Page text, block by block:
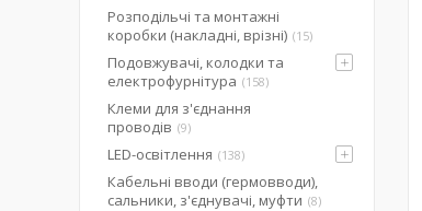
Розподільчі та монтажні
коробки (накладні, врізні) 15
Подовжувачі, колодки та
електрофурнітура
158
Клеми для з'єднання
проводів 9
LED-освітлення 138
Кабельні вводи (гермовводи),
сальники, з'єднувачі, муфти 8